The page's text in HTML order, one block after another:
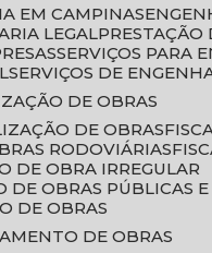
EM CAMPINAS
LEGAL
SERVIÇOS PARA
SERVIÇOS DE
DE OBRAS
DE OBRAS
RODOVIÁRIAS
DE OBRA IRREGULAR
DE OBRAS PÚBLICAS
DE OBRAS
DE OBRAS